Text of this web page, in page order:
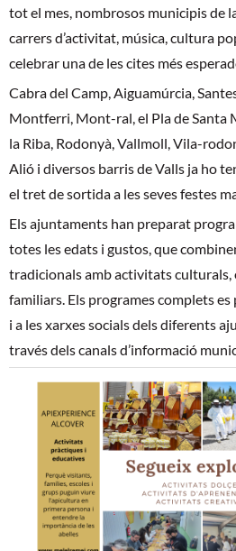
tot el mes, nombrosos municipis de
carrers d’activitat, música, cultura
celebrar una de les cites més
Cabra del Camp, Aiguamúrcia,
Montferri, Mont-ral, el Pla de Santa
la Riba, Rodonyà, Vallmoll, Vila-
Alió i diversos barris de Valls ja ho
el tret de sortida a les seves festes
Els ajuntaments han preparat
totes les edats i gustos, que
tradicionals amb activitats culturals,
familiars. Els programes complets
i a les xarxes socials dels diferents
través dels canals d’informació